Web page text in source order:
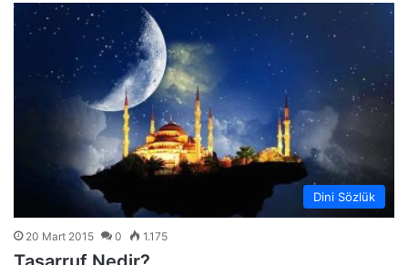
Dini Sözlük
20 Mart 2015 0 1.175